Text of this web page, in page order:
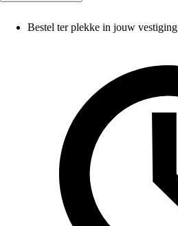
Bestel ter plekke in jouw vestiging